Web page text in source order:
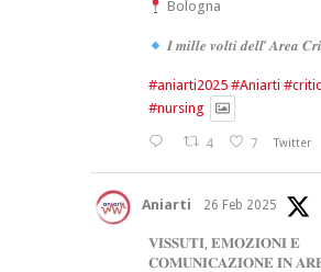
Bologna
𝑰 𝒎𝒊𝒍𝒍𝒆 𝒗𝒐𝒍𝒕𝒊 𝒅𝒆𝒍𝒍’ 𝑨𝒓𝒆𝒂
#aniarti2025 #Aniarti
#nursing
4 7 Twitter
Aniarti 26 Feb 2025
𝐕𝐈𝐒𝐒𝐔𝐓𝐈, 𝐄𝐌𝐎𝐙𝐈𝐎𝐍𝐈 𝐄
𝐂𝐎𝐌𝐔𝐍𝐈𝐂𝐀𝐙𝐈𝐎𝐍𝐄 𝐈𝐍